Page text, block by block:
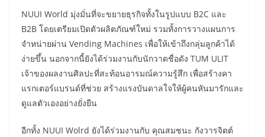
NUUI World มุ่งมั่นที่จะขยายธุรกิจทั้งในรูปแบบ B2C และ
B2B โดยเตรียมเปิดตัวผลิตภัณฑ์ใหม่ รวมทั้งการวางแผนการ
จำหน่ายผ่าน Vending Machines เพื่อให้เข้าถึงกลุ่มลูกค้าได้
ง่ายขึ้น นอกจากนี้ยังได้ร่วมงานกับนักวาดชื่อดัง TUM ULIT
เจ้าของผลงานศิลปะที่สะท้อนอารมณ์ความรู้สึก เพื่อสร้างคา
แรกเตอร์แบรนด์ที่ช่วย สร้างแรงบันดาลใจให้ผู้คนหันมารักและ
ดูแลตัวเองอย่างยั่งยืน
อีกทั้ง NUUI Wolrd ยังได้ร่วมงานกับ คุณสมชนะ กังวารจิตต์